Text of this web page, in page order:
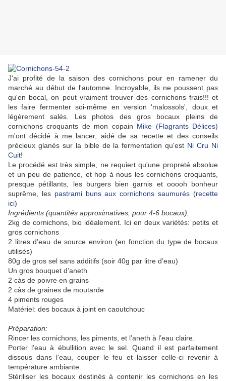
J'ai profité de la saison des cornichons pour en ramener du
marché au début de l'automne. Incroyable, ils ne poussent pas
qu'en bocal, on peut vraiment trouver des cornichons frais!!! et
les faire fermenter soi-même en version 'malossols', doux et
légèrement salés. Les photos des gros bocaux pleins de
cornichons croquants de mon copain Mike (Flagrants Délices)
m'ont décidé à me lancer, aidé de sa recette et des conseils
précieux glanés sur la bible de la fermentation qu'est Ni Cru Ni
Cuit!
Le procédé est très simple, ne requiert qu'une propreté absolue
et un peu de patience, et hop à nous les cornichons croquants,
presque pétillants, les burgers bien garnis et ooooh bonheur
suprême, les pastrami buns aux cornichons saumurés (recette
ici)
Ingrédients (quantités approximatives, pour 4-6 bocaux);
2kg de cornichons, bio idéalement. Ici en deux variétés: petits et
gros cornichons
2 litres d’eau de source environ (en fonction du type de bocaux
utilisés)
80g de gros sel sans additifs (soir 40g par litre d’eau)
Un gros bouquet d’aneth
2 càs de poivre en grains
2 càs de graines de moutarde
4 piments rouges
Matériel: des bocaux à joint en caoutchouc
Préparation:
Rincer les cornichons, les piments, et l’aneth à l’eau claire.
Porter l’eau à ébullition avec le sel. Quand il est parfaitement
dissous dans l’eau, couper le feu et laisser celle-ci revenir à
température ambiante.
Stériliser les bocaux destinés à contenir les cornichons en les